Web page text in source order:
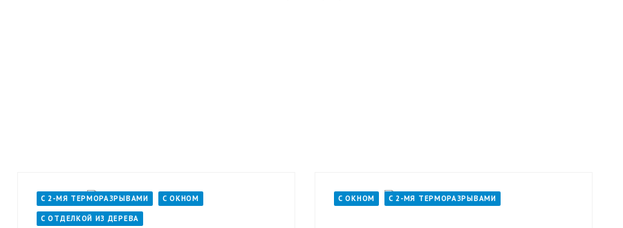
С 2-МЯ ТЕРМОРАЗРЫВАМИ С ОКНОМ
С ОТДЕЛКОЙ ИЗ ДЕРЕВА
С ОКНОМ С 2-МЯ ТЕРМОРАЗРЫВАМИ